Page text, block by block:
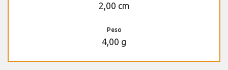
2,00 cm
Peso
4,00 g